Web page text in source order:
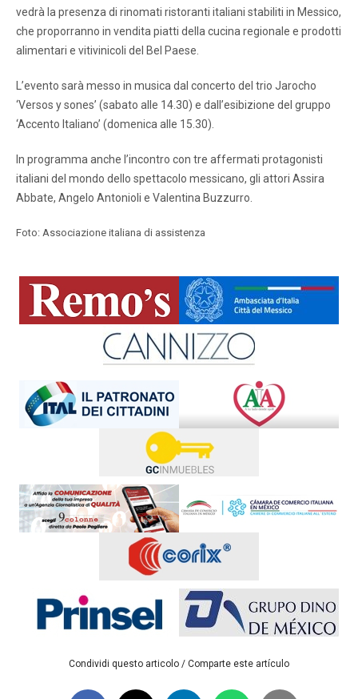
vedrà la presenza di rinomati ristoranti italiani stabiliti in Messico,
che proporranno in vendita piatti della cucina regionale e prodotti
alimentari e vitivinicoli del Bel Paese.
L’evento sarà messo in musica dal concerto del trio Jarocho
‘Versos y sones’ (sabato alle 14.30) e dall’esibizione del gruppo
‘Accento Italiano’ (domenica alle 15.30).
In programma anche l’incontro con tre affermati protagonisti
italiani del mondo dello spettacolo messicano, gli attori Assira
Abbate, Angelo Antonioli e Valentina Buzzurro.
Foto: Associazione italiana di assistenza
Condividi questo articolo / Comparte este artículo